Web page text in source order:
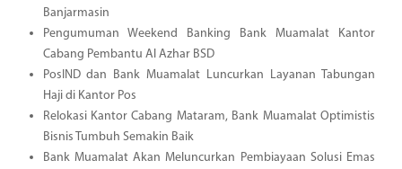
Banjarmasin
Pengumuman Weekend Banking Bank Muamalat Kantor
Cabang Pembantu Al Azhar BSD
PosIND dan Bank Muamalat Luncurkan Layanan Tabungan
Haji di Kantor Pos
Relokasi Kantor Cabang Mataram, Bank Muamalat Optimistis
Bisnis Tumbuh Semakin Baik
Bank Muamalat Akan Meluncurkan Pembiayaan Solusi Emas